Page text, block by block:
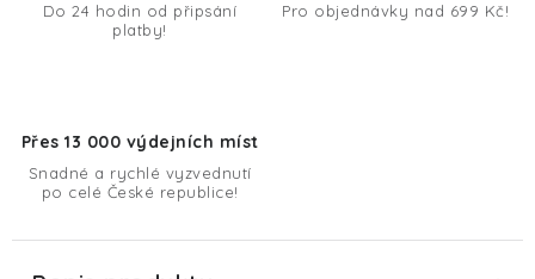
Do 24 hodin od připsání
platby!
Pro objednávky nad 699 Kč!
Přes 13 000 výdejních míst
Snadné a rychlé vyzvednutí
po celé České republice!